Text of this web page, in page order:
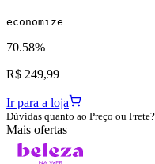
economize
70.58%
R$ 249,99
Ir para a loja
Dúvidas quanto ao Preço ou
Mais ofertas